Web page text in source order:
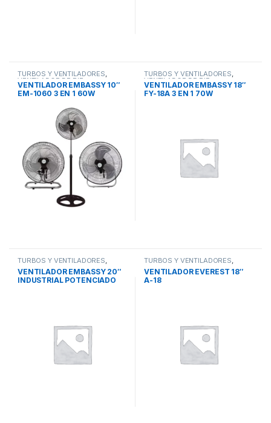
TURBOS Y VENTILADORES,
VENTILADOR DE PIE
VENTILADOR EMBASSY 10″
EM-1060 3 EN 1 60W
TURBOS Y VENTILADORES,
VENTILADOR DE PIE
VENTILADOR EMBASSY 18″
FY-18A 3 EN 1 70W
TURBOS Y VENTILADORES,
VENTILADOR DE PIE
VENTILADOR EMBASSY 20″
INDUSTRIAL POTENCIADO
TURBOS Y VENTILADORES,
VENTILADOR DE PIE
VENTILADOR EVEREST 18″
A-18